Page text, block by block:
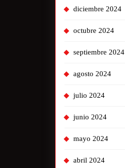
diciembre 2024
octubre 2024
septiembre 2024
agosto 2024
julio 2024
junio 2024
mayo 2024
abril 2024